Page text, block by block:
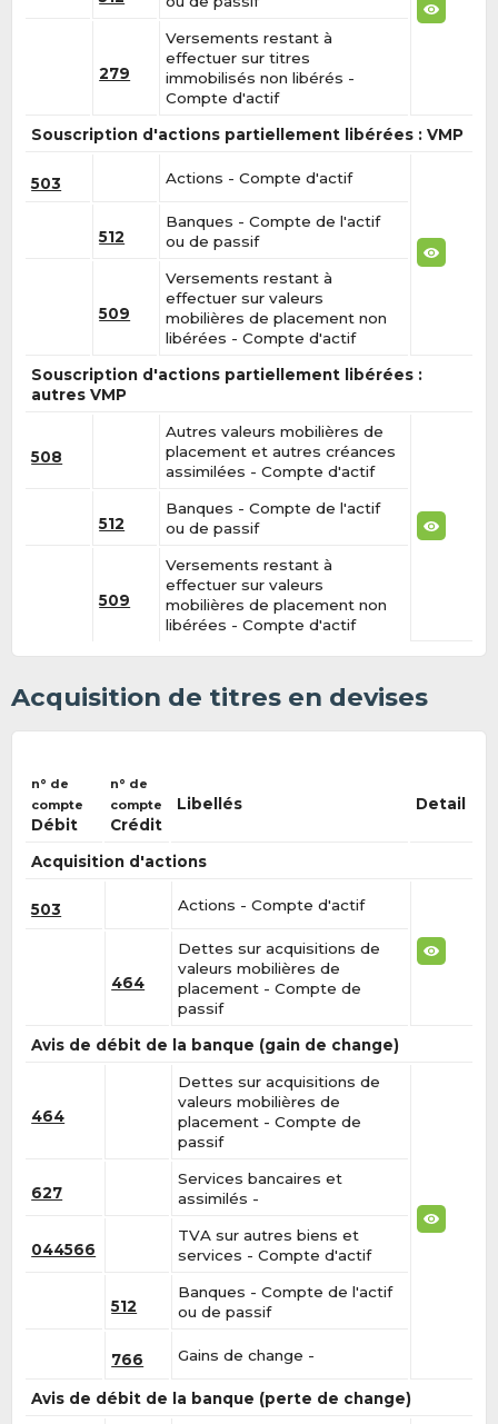
279
Versements restant à
effectuer sur titres
immobilisés non libérés -
Compte d'actif
Souscription d'actions partiellement libérées : VMP
503 Actions - Compte d'actif
512
Banques - Compte de l'actif
ou de passif
509
Versements restant à
effectuer sur valeurs
mobilières de placement non
libérées - Compte d'actif
Souscription d'actions partiellement libérées :
autres VMP
508
Autres valeurs mobilières de
placement et autres créances
assimilées - Compte d'actif
512
Banques - Compte de l'actif
ou de passif
509
Versements restant à
effectuer sur valeurs
mobilières de placement non
libérées - Compte d'actif
Acquisition de titres en devises
n° de
compte
Débit
n° de
compte
Crédit
Libellés Detail
Acquisition d'actions
503 Actions - Compte d'actif
464
Dettes sur acquisitions de
valeurs mobilières de
placement - Compte de
passif
Avis de débit de la banque (gain de change)
464
Dettes sur acquisitions de
valeurs mobilières de
placement - Compte de
passif
627
Services bancaires et
assimilés -
044566
TVA sur autres biens et
services - Compte d'actif
512
Banques - Compte de l'actif
ou de passif
766 Gains de change -
Avis de débit de la banque (perte de change)